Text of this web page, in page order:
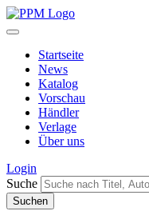
Startseite
News
Katalog
Vorschau
Händler
Verlage
Über uns
Login
Suche